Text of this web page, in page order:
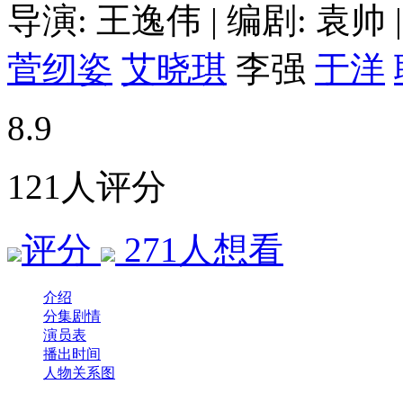
导演: 王逸伟 | 编剧: 袁帅 |
菅纫姿 艾晓琪 李强 于洋
8.9
121人评分
评分
271 人想看
介绍
分集剧情
演员表
播出时间
人物关系图